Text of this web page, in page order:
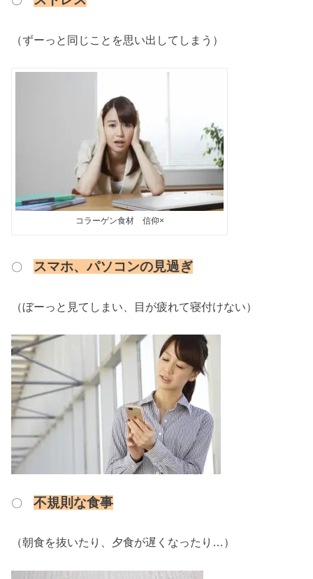
（ずーっと同じことを思い出してしまう）
コラーゲン食材 信仰×
〇 スマホ、パソコンの見過ぎ
（ぼーっと見てしまい、目が疲れて寝付けない）
〇不規則な食事
（朝食を抜いたり、夕食が遅くなったり…）